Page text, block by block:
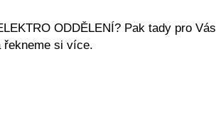
ODDĚLENÍ? Pak tady pro Vás
řekneme si více.